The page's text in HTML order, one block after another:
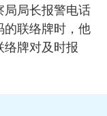
局局长报警电话
的联络牌时，他
络牌对及时报